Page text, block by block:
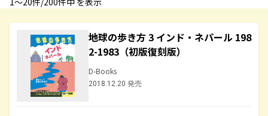
地球の歩き方 3 インド・ネパール 198
2-1983（初版復刻版）
D-Books
2018.12.20 発売